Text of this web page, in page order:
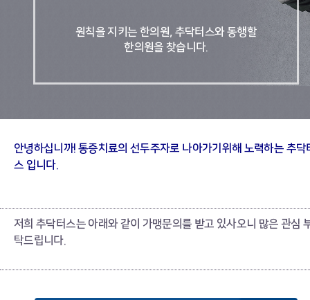
원칙을 지키는 한의원, 추닥터스와 동행할
한의원을 찾습니다.
안녕하십니까! 통증치료의 선두주자로 나아가기위해 노력하는 추닥
스 입니다.
저희 추닥터스는 아래와 같이 가맹문의를 받고 있사오니 많은 관심
탁드립니다.